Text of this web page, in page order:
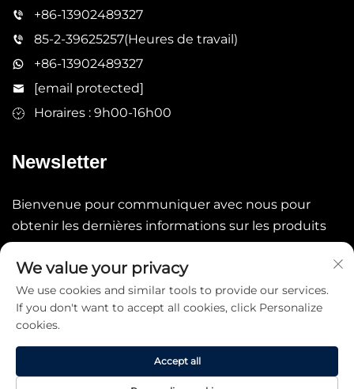
+86-13902489327
85-2-39625257(Heures de travail)
+86-13902489327
[email protected]
Horaires : 9h00-16h00
Newsletter
Bienvenue pour communiquer avec nous pour
obtenir les dernières informations sur les produits
We value your privacy
We use cookies and similar tools to provide our services.
If you don't want to accept all cookies, click Personalize
cookies.
Accept all